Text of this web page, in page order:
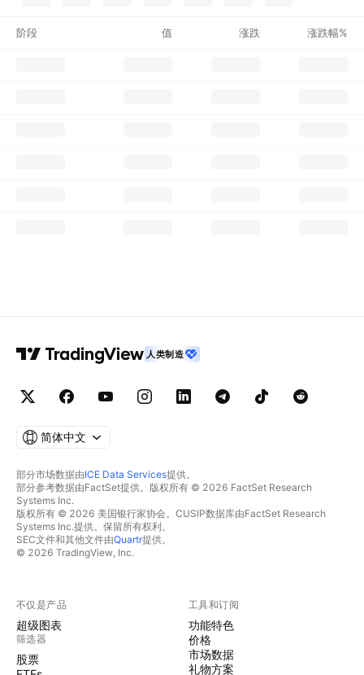
阶段 值 涨跌 涨跌幅%
人类制造
简体中文
部分市场数据由ICE Data Services提供。
部分参考数据由FactSet提供。版权所有 © 2026 FactSet Research
Systems Inc.
版权所有 © 2026 美国银行家协会。CUSIP数据库由FactSet Research
Systems Inc.提供。保留所有权利。
SEC文件和其他文件由Quartr提供。
© 2026 TradingView, Inc.
不仅是产品
超级图表
筛选器
股票
工具和订阅
功能特色
价格
市场数据
礼物方案